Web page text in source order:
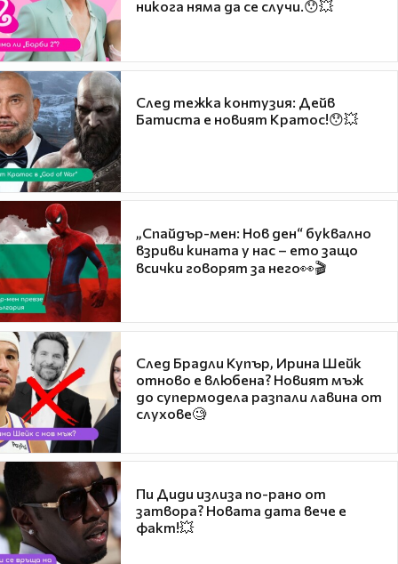
никога няма да се случи.😯💥
След тежка контузия: Дейв
Батиста е новият Кратос!😯💥
„Спайдър-мен: Нов ден“ буквално
взриви кината у нас – ето защо
всички говорят за него👀🎬
След Брадли Купър, Ирина Шейк
отново е влюбена? Новият мъж
до супермодела разпали лавина от
слухове🧐
Пи Диди излиза по-рано от
затвора? Новата дата вече е
факт!💥